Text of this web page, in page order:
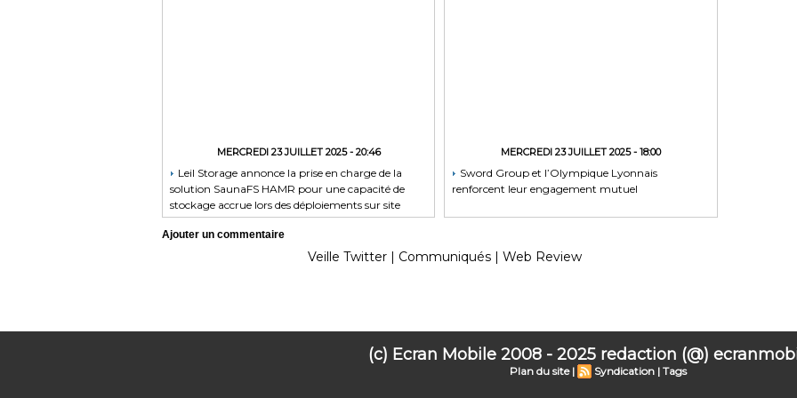
MERCREDI 23 JUILLET 2025 - 20:46
Leil Storage annonce la prise en charge de la
solution SaunaFS HAMR pour une capacité de
stockage accrue lors des déploiements sur site
MERCREDI 23 JUILLET 2025 - 18:00
Sword Group et l’Olympique Lyonnais
renforcent leur engagement mutuel
Ajouter un commentaire
Veille Twitter | Communiqués | Web Review
(c) Ecran Mobile 2008 - 2025 redaction (@)
Plan du site | Syndication | Tags